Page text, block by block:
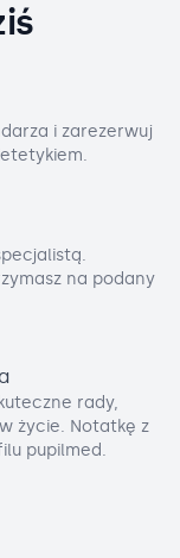
i zarezerwuj
na podany
rady,
życie. Notatkę z
pupilmed.